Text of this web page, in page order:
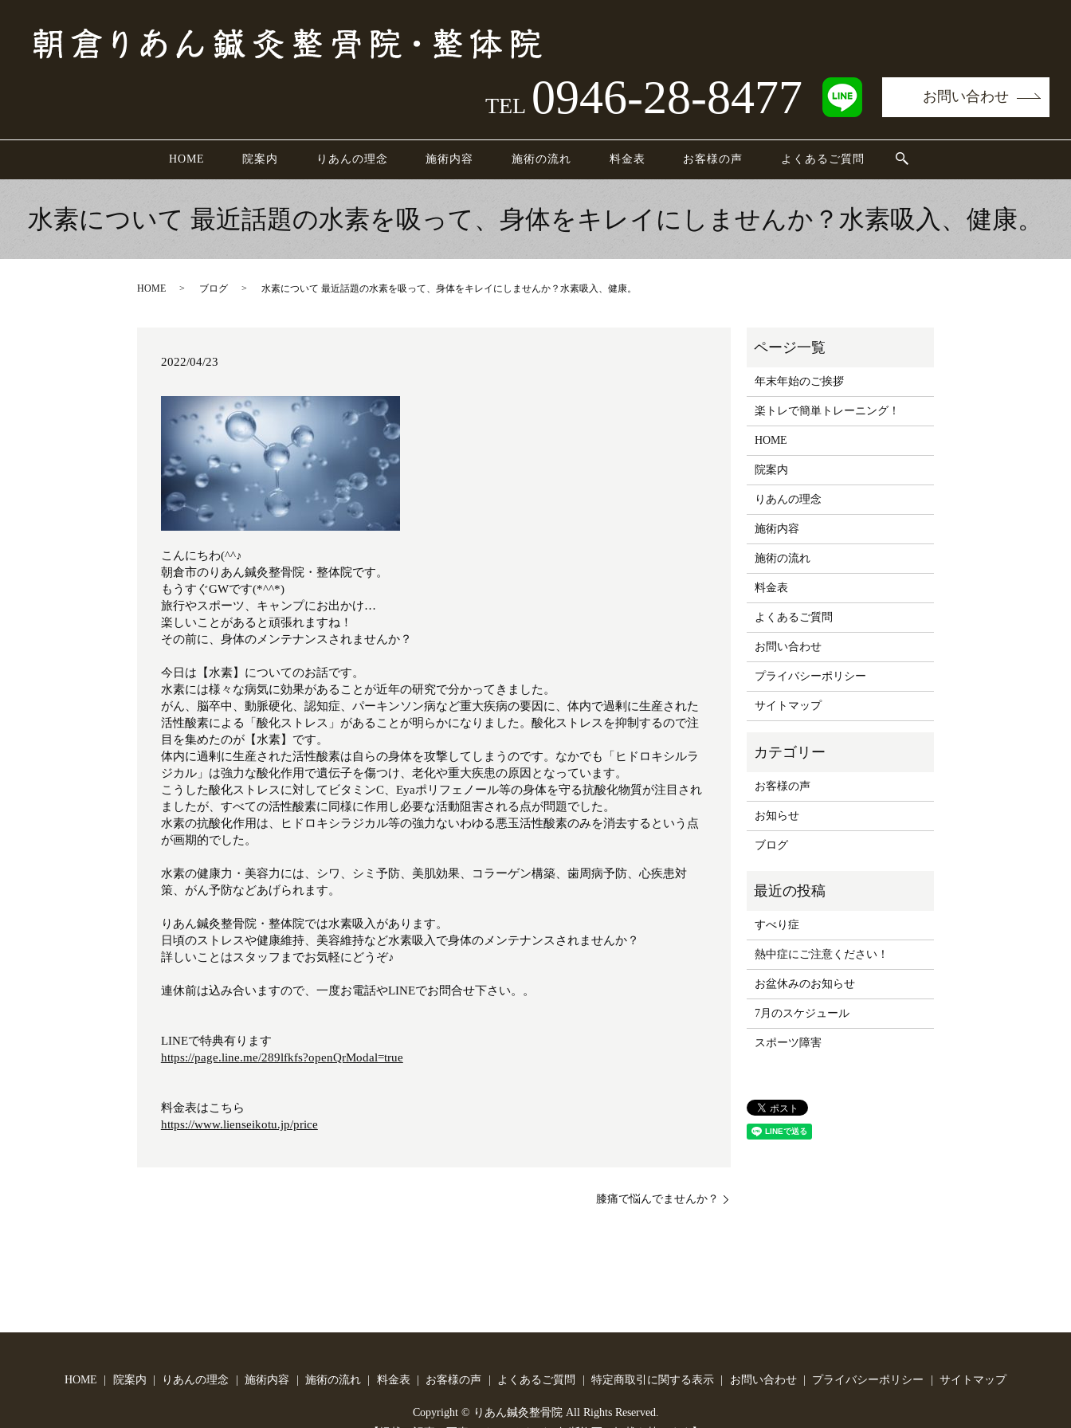
HOME 院案内 りあんの理念 施術内容 施術の流れ 料金表 お客様の声 よくあるご質問
TEL 0946-28-8477 お問い合わせ
水素について 最近話題の水素を吸って、身体をキレイにしませんか？水素吸入、健康。
HOME ブログ 水素について 最近話題の水素を吸って、身体をキレイにしませんか？水素吸入、健康。
2022/04/23
こんにちわ(^^♪
朝倉市のりあん鍼灸整骨院・整体院です。
もうすぐGWです(*^^*)
旅行やスポーツ、キャンプにお出かけ…
楽しいことがあると頑張れますね！
その前に、身体のメンテナンスされませんか？
今日は【水素】についてのお話です。
水素には様々な病気に効果があることが近年の研究で分かってきました。
がん、脳卒中、動脈硬化、認知症、パーキンソン病など重大疾病の要因に、体内で過剰に生産された
活性酸素による「酸化ストレス」があることが明らかになりました。酸化ストレスを抑制するので注
目を集めたのが【水素】です。
体内に過剰に生産された活性酸素は自らの身体を攻撃してしまうのです。なかでも「ヒドロキシルラ
ジカル」は強力な酸化作用で遺伝子を傷つけ、老化や重大疾患の原因となっています。
こうした酸化ストレスに対してビタミンC、Eyaポリフェノール等の身体を守る抗酸化物質が注目され
ましたが、すべての活性酸素に同様に作用し必要な活動阻害される点が問題でした。
水素の抗酸化作用は、ヒドロキシラジカル等の強力ないわゆる悪玉活性酸素のみを消去するという点
が画期的でした。
水素の健康力・美容力には、シワ、シミ予防、美肌効果、コラーゲン構築、歯周病予防、心疾患対
策、がん予防などあげられます。
りあん鍼灸整骨院・整体院では水素吸入があります。
日頃のストレスや健康維持、美容維持など水素吸入で身体のメンテナンスされませんか？
詳しいことはスタッフまでお気軽にどうぞ♪
連休前は込み合いますので、一度お電話やLINEでお問合せ下さい。。
LINEで特典有ります
https://page.line.me/289lfkfs?openQrModal=true
料金表はこちら
https://www.lienseikotu.jp/price
膝痛で悩んでませんか？
年末年始のご挨拶
楽トレで簡単トレーニング！
HOME
院案内
りあんの理念
施術内容
施術の流れ
料金表
よくあるご質問
お問い合わせ
プライバシーポリシー
サイトマップ
お客様の声
お知らせ
ブログ
すべり症
熱中症にご注意ください！
お盆休みのお知らせ
7月のスケジュール
スポーツ障害
HOME 院案内 りあんの理念 施術内容 施術の流れ 料金表 お客様の声 よくあるご質問 特定商取引に関する表示 お問い合わせ プライバシーポリシー サイトマップ
Copyright © りあん鍼灸整骨院 All Rights Reserved.